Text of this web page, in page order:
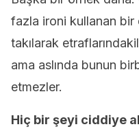
fazla ironi kullanan
takılarak
ama aslında bunun
etmezler.
Hiç bir şeyi ciddiye